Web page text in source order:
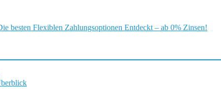
besten Flexiblen Zahlungsoptionen Entdeckt – ab 0% Zinsen!